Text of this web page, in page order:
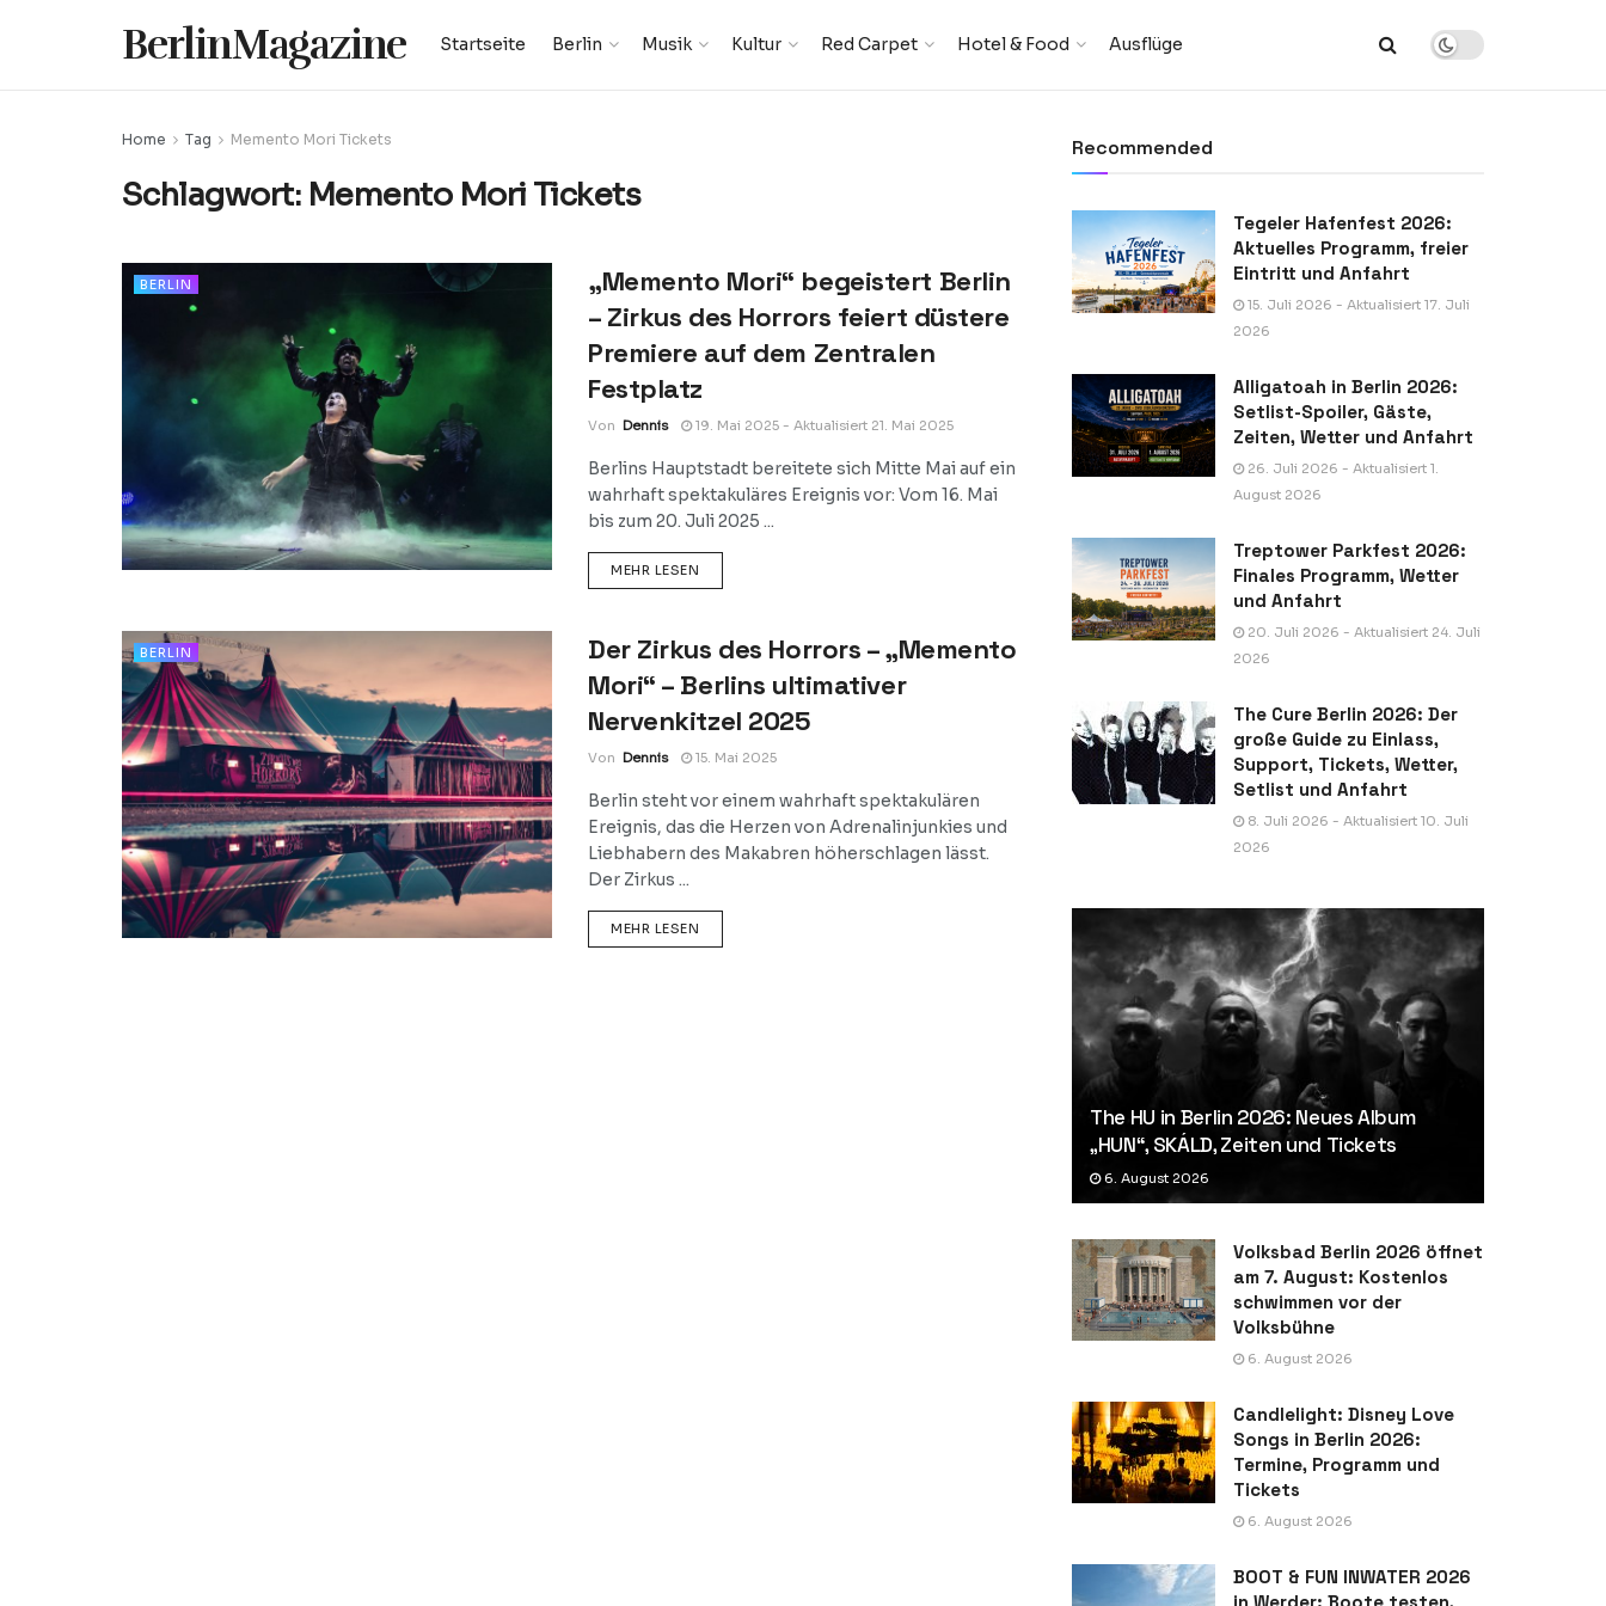
BerlinMagazine Startseite Berlin Musik Kultur Red Carpet Hotel & Food Ausflüge
Home Tag Memento Mori Tickets
Schlagwort: Memento Mori Tickets
BERLIN
„Memento Mori“ begeistert Berlin
– Zirkus des Horrors feiert düstere
Premiere auf dem Zentralen
Festplatz
Von Dennis 19. Mai 2025 - Aktualisiert 21. Mai 2025
Berlins Hauptstadt bereitete sich Mitte Mai auf ein
wahrhaft spektakuläres Ereignis vor: Vom 16. Mai
bis zum 20. Juli 2025 ...
MEHR LESEN
BERLIN
Der Zirkus des Horrors – „Memento
Mori“ – Berlins ultimativer
Nervenkitzel 2025
Von Dennis 15. Mai 2025
Berlin steht vor einem wahrhaft spektakulären
Ereignis, das die Herzen von Adrenalinjunkies und
Liebhabern des Makabren höherschlagen lässt.
Der Zirkus ...
MEHR LESEN
Recommended
Tegeler Hafenfest 2026:
Aktuelles Programm, freier
Eintritt und Anfahrt
15. Juli 2026 - Aktualisiert 17. Juli
2026
Alligatoah in Berlin 2026:
Setlist-Spoiler, Gäste,
Zeiten, Wetter und Anfahrt
26. Juli 2026 - Aktualisiert 1.
August 2026
Treptower Parkfest 2026:
Finales Programm, Wetter
und Anfahrt
20. Juli 2026 - Aktualisiert 24. Juli
2026
The Cure Berlin 2026: Der
große Guide zu Einlass,
Support, Tickets, Wetter,
Setlist und Anfahrt
8. Juli 2026 - Aktualisiert 10. Juli
2026
The HU in Berlin 2026: Neues Album
„HUN“, SKÁLD, Zeiten und Tickets
6. August 2026
Volksbad Berlin 2026 öffnet
am 7. August: Kostenlos
schwimmen vor der
Volksbühne
6. August 2026
Candlelight: Disney Love
Songs in Berlin 2026:
Termine, Programm und
Tickets
6. August 2026
BOOT & FUN INWATER 2026
in Werder: Boote testen,